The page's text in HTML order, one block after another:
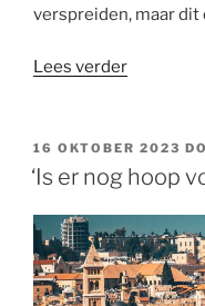
verspreiden, maar
Lees verder“De
Gaza:
“oh
makkelijk
om
vanuit
GEPLAATST
OP
16 OKTOBER 2023
‘Is er nog hoop